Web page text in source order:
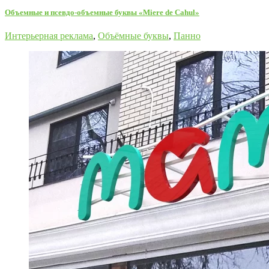
Объемные и псевдо-объемные буквы «Miere de Cahul»
Интерьерная реклама, Объёмные буквы, Панно